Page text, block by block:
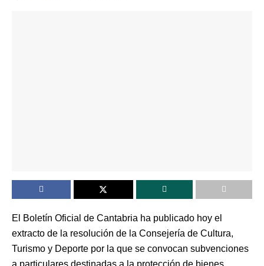
El Boletín Oficial de Cantabria ha publicado hoy el
extracto de la resolución de la Consejería de Cultura,
Turismo y Deporte por la que se convocan subvenciones
a particulares destinadas a la protección de bienes